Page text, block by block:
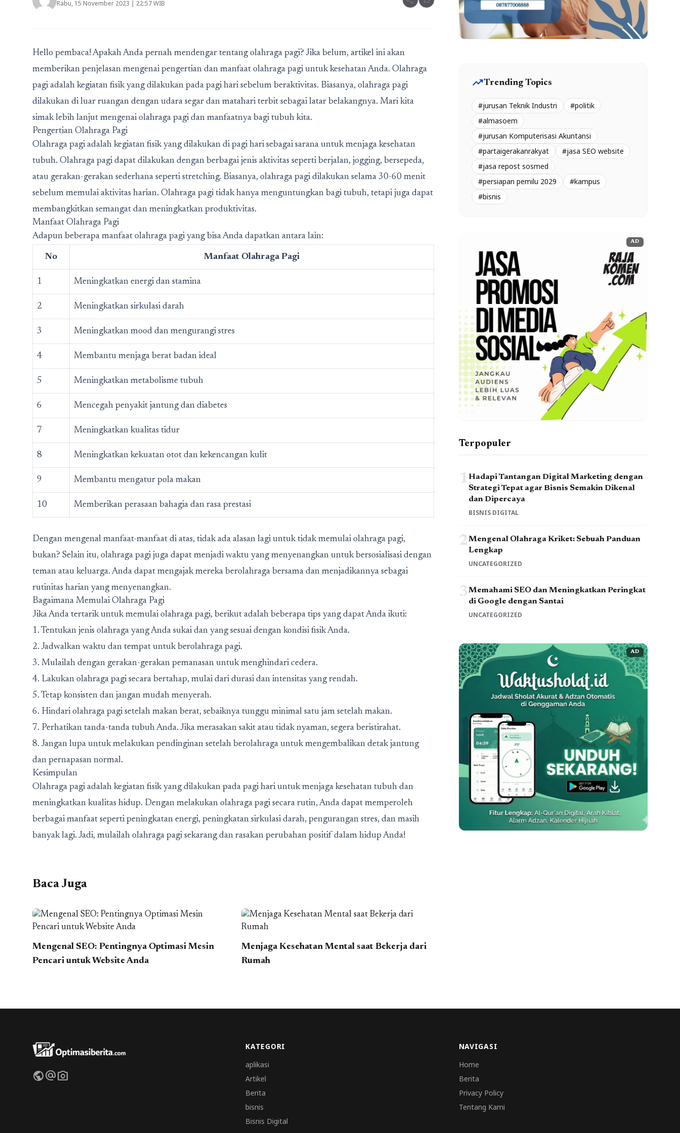
Rabu, 15 November 2023 | 22:57 WIB
Hello pembaca! Apakah Anda pernah mendengar tentang olahraga pagi? Jika belum, artikel ini akan
memberikan penjelasan mengenai pengertian dan manfaat olahraga pagi untuk kesehatan Anda. Olahraga
pagi adalah kegiatan fisik yang dilakukan pada pagi hari sebelum beraktivitas. Biasanya, olahraga pagi
dilakukan di luar ruangan dengan udara segar dan matahari terbit sebagai latar belakangnya. Mari kita
simak lebih lanjut mengenai olahraga pagi dan manfaatnya bagi tubuh kita.
Pengertian Olahraga Pagi
Olahraga pagi adalah kegiatan fisik yang dilakukan di pagi hari sebagai sarana untuk menjaga kesehatan
tubuh. Olahraga pagi dapat dilakukan dengan berbagai jenis aktivitas seperti berjalan, jogging, bersepeda,
atau gerakan-gerakan sederhana seperti stretching. Biasanya, olahraga pagi dilakukan selama 30-60 menit
sebelum memulai aktivitas harian. Olahraga pagi tidak hanya menguntungkan bagi tubuh, tetapi juga dapat
membangkitkan semangat dan meningkatkan produktivitas.
Manfaat Olahraga Pagi
Adapun beberapa manfaat olahraga pagi yang bisa Anda dapatkan antara lain:
No Manfaat Olahraga Pagi
1 Meningkatkan energi dan stamina
2 Meningkatkan sirkulasi darah
3 Meningkatkan mood dan mengurangi stres
4 Membantu menjaga berat badan ideal
5 Meningkatkan metabolisme tubuh
6 Mencegah penyakit jantung dan diabetes
7 Meningkatkan kualitas tidur
8 Meningkatkan kekuatan otot dan kekencangan kulit
9 Membantu mengatur pola makan
10 Memberikan perasaan bahagia dan rasa prestasi
Dengan mengenal manfaat-manfaat di atas, tidak ada alasan lagi untuk tidak memulai olahraga pagi,
bukan? Selain itu, olahraga pagi juga dapat menjadi waktu yang menyenangkan untuk bersosialisasi dengan
teman atau keluarga. Anda dapat mengajak mereka berolahraga bersama dan menjadikannya sebagai
rutinitas harian yang menyenangkan.
Bagaimana Memulai Olahraga Pagi
Jika Anda tertarik untuk memulai olahraga pagi, berikut adalah beberapa tips yang dapat Anda ikuti:
1. Tentukan jenis olahraga yang Anda sukai dan yang sesuai dengan kondisi fisik Anda.
2. Jadwalkan waktu dan tempat untuk berolahraga pagi.
3. Mulailah dengan gerakan-gerakan pemanasan untuk menghindari cedera.
4. Lakukan olahraga pagi secara bertahap, mulai dari durasi dan intensitas yang rendah.
5. Tetap konsisten dan jangan mudah menyerah.
6. Hindari olahraga pagi setelah makan berat, sebaiknya tunggu minimal satu jam setelah makan.
7. Perhatikan tanda-tanda tubuh Anda. Jika merasakan sakit atau tidak nyaman, segera beristirahat.
8. Jangan lupa untuk melakukan pendinginan setelah berolahraga untuk mengembalikan detak jantung
dan pernapasan normal.
Kesimpulan
Olahraga pagi adalah kegiatan fisik yang dilakukan pada pagi hari untuk menjaga kesehatan tubuh dan
meningkatkan kualitas hidup. Dengan melakukan olahraga pagi secara rutin, Anda dapat memperoleh
berbagai manfaat seperti peningkatan energi, peningkatan sirkulasi darah, pengurangan stres, dan masih
banyak lagi. Jadi, mulailah olahraga pagi sekarang dan rasakan perubahan positif dalam hidup Anda!
Baca Juga
Mengenal SEO: Pentingnya Optimasi Mesin
Pencari untuk Website Anda
Menjaga Kesehatan Mental saat Bekerja dari
Rumah
trending_upTrending Topics
#jurusan Teknik Industri
#politik
#almasoem
#jurusan Komputerisasi Akuntansi
#partaigerakanrakyat
#jasa SEO website
#jasa repost sosmed
#persiapan pemilu 2029
#kampus
#bisnis
AD
Terpopuler
1Hadapi Tantangan Digital Marketing dengan
Strategi Tepat agar Bisnis Semakin Dikenal
dan Dipercaya
BISNIS DIGITAL
2Mengenal Olahraga Kriket: Sebuah Panduan
Lengkap
UNCATEGORIZED
3Memahami SEO dan Meningkatkan Peringkat
di Google dengan Santai
UNCATEGORIZED
AD
publicalternate_emailphoto_camera
KATEGORI
aplikasi
Artikel
Berita
bisnis
Bisnis Digital
NAVIGASI
Home
Berita
Privacy Policy
Tentang Kami